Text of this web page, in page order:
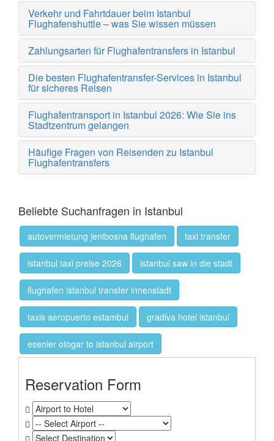
Verkehr und Fahrtdauer beim Istanbul
Flughafenshuttle – was Sie wissen müssen
Zahlungsarten für Flughafentransfers in Istanbul
Die besten Flughafentransfer-Services in Istanbul
für sicheres Reisen
Flughafentransport in Istanbul 2026: Wie Sie ins
Stadtzentrum gelangen
Häufige Fragen von Reisenden zu Istanbul
Flughafentransfers
Beliebte Suchanfragen in Istanbul
autovermietung jenibosna flughafen taxi transfer
istanbul taxi preise 2026 istanbul saw in die stadt
flughafen istanbul transfer innenstadt
taxis aeropuerto estambul gradiva hotel istanbul
esenler otogar to istanbul airport
Reservation Form